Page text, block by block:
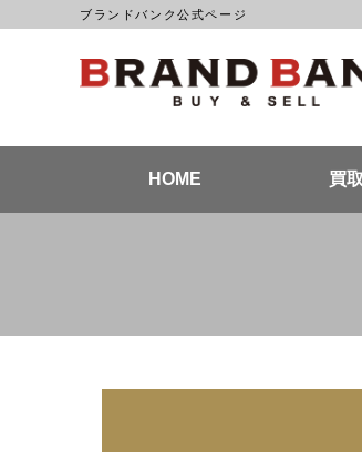
ブランドバンク公式ページ
HOME 買